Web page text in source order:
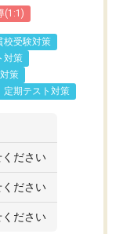
(1:1)
校受験対策
対策
策
定期テスト対策
ださい
ださい
ださい